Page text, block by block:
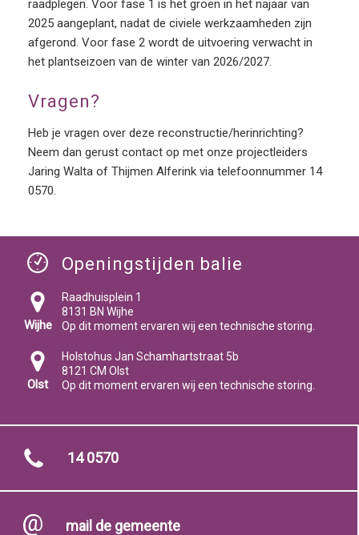
raadplegen. Voor fase 1 is het groen in het najaar van
2025 aangeplant, nadat de civiele werkzaamheden zijn
afgerond. Voor fase 2 wordt de uitvoering verwacht in
het plantseizoen van de winter van 2026/2027.
Vragen?
Heb je vragen over deze reconstructie/herinrichting?
Neem dan gerust contact op met onze projectleiders
Jaring Walta of Thijmen Alferink via telefoonnummer 14
0570.
Openingstijden balie
Wijhe
Raadhuisplein 1
8131 BN Wijhe
Op dit moment ervaren wij een technische storing.
Olst
Holstohus Jan Schamhartstraat 5b
8121 CM Olst
Op dit moment ervaren wij een technische storing.
14 0570
mail de gemeente